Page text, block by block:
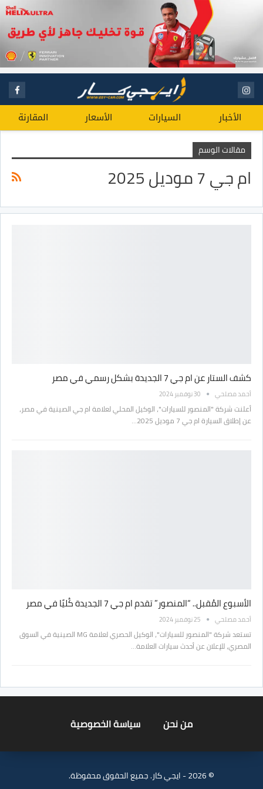
الأخبار السيارات الأسعار المقارنة
مقالات الوسم
ام جي 7 موديل 2025
كشف الستار عن ام جي 7 الجديدة بشكل رسمي في مصر
أحمد مصلحي 30 نوفمبر 2024
أعلنت شركة "المنصور للسيارات"، الوكيل المحلي لعلامة ام جي الصينية في مصر،
عن إطلاق السيارة ام جي 7 موديل 2025…
الأسبوع المُقبل.. “المنصور” تقدم ام جي 7 الجديدة كُليًا في مصر
أحمد مصلحي 25 نوفمبر 2024
تستعد شركة "المنصور للسيارات"، الوكيل الحصري لعلامة MG الصينية في السوق
المصري، للإعلان عن أحدث سيارات العلامة…
من نحن سياسة الخصوصية
© 2026 - ايجي كار. جميع الحقوق محفوظة.